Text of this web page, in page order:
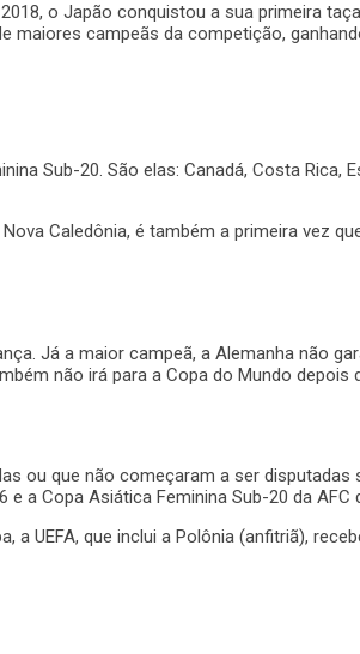
o Japão conquistou a sua primeira
maiores campeãs da competição,
Sub-20. São elas: Canadá, Costa Rica,
Caledônia, é também a primeira vez
Já a maior campeã, a Alemanha não
não irá para a Copa do Mundo depois
ou que não começaram a ser disputadas
a Copa Asiática Feminina Sub-20 da AFC
a UEFA, que inclui a Polônia (anfitriã),